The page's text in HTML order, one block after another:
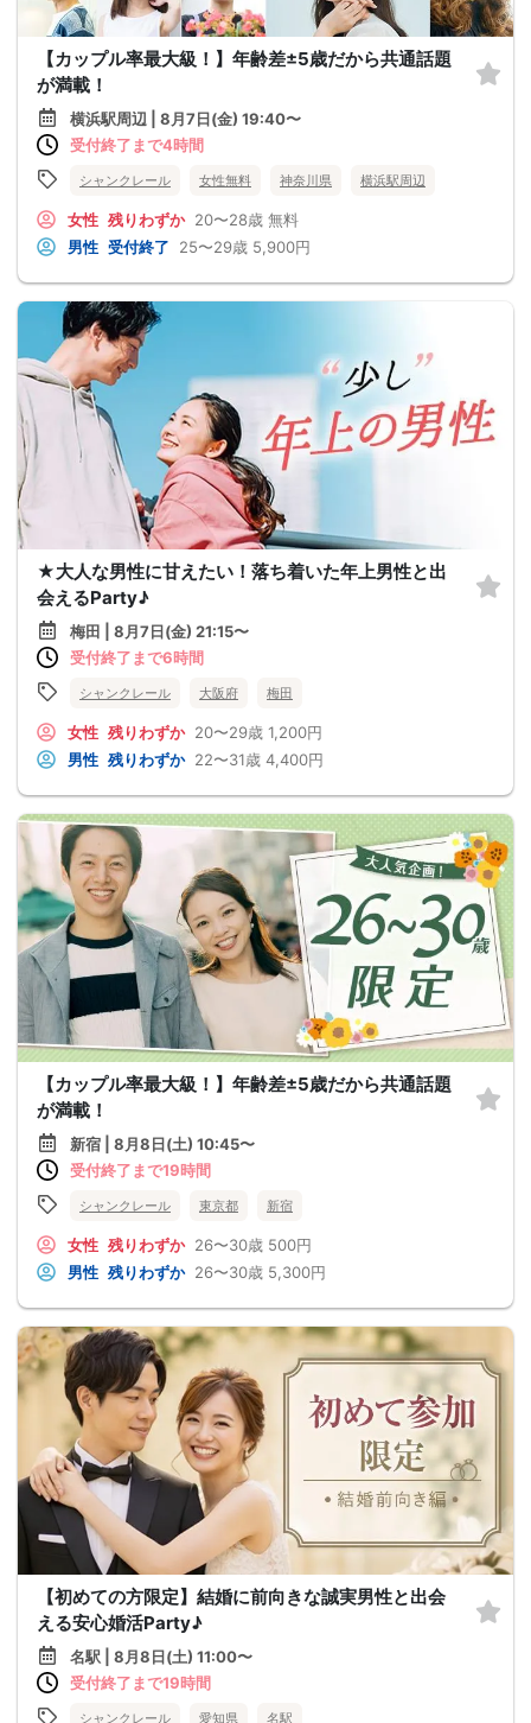
【カップル率最大級！】年齢差±5歳だから共通話題
が満載！
横浜駅周辺 | 8月7日(金) 19:40〜
受付終了まで4時間
シャンクレール 女性無料 神奈川県 横浜駅周辺
女性 残りわずか 20〜28歳 無料
男性 受付終了 25〜29歳 5,900円
★大人な男性に甘えたい！落ち着いた年上男性と出
会えるParty♪
梅田 | 8月7日(金) 21:15〜
受付終了まで6時間
シャンクレール 大阪府 梅田
女性 残りわずか 20〜29歳 1,200円
男性 残りわずか 22〜31歳 4,400円
【カップル率最大級！】年齢差±5歳だから共通話題
が満載！
新宿 | 8月8日(土) 10:45〜
受付終了まで19時間
シャンクレール 東京都 新宿
女性 残りわずか 26〜30歳 500円
男性 残りわずか 26〜30歳 5,300円
【初めての方限定】結婚に前向きな誠実男性と出会
える安心婚活Party♪
名駅 | 8月8日(土) 11:00〜
受付終了まで19時間
シャンクレール 愛知県 名駅